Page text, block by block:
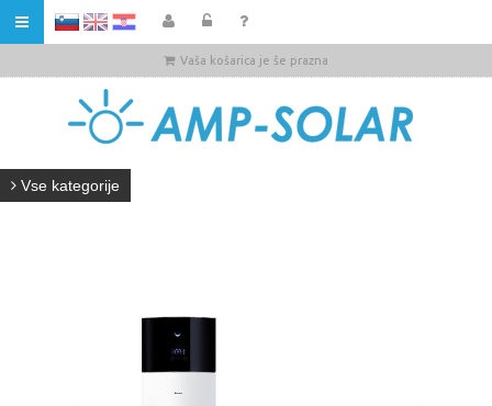
HR
Vaša košarica je še prazna
Vse kategorije